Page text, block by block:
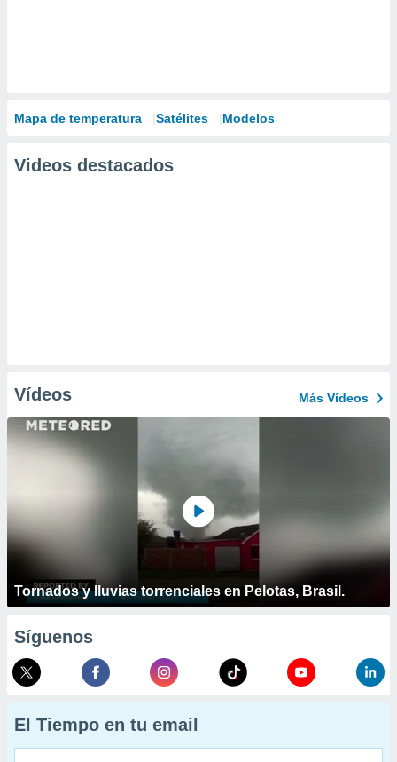
Mapa de temperatura Satélites Modelos
Videos destacados
Vídeos Más Vídeos
Tornados y lluvias torrenciales en Pelotas, Brasil.
Síguenos
El Tiempo en tu email